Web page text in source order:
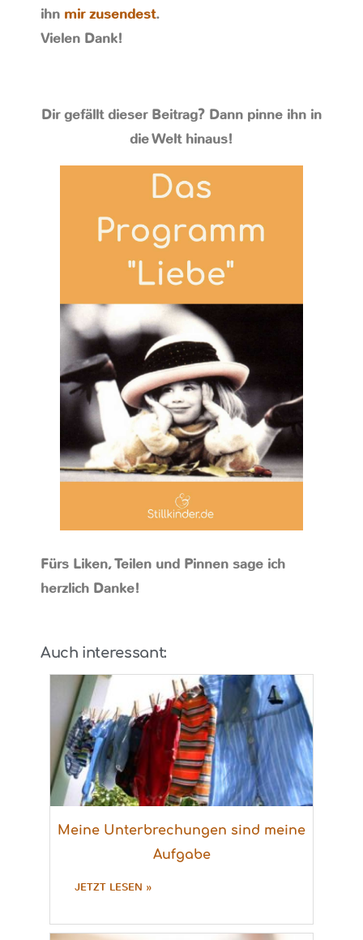
ihn mir zusendest.
Vielen Dank!
Dir gefällt dieser Beitrag? Dann pinne ihn in
die Welt hinaus!
Fürs Liken, Teilen und Pinnen sage ich
herzlich Danke!
Auch interessant:
Meine Unterbrechungen sind meine
Aufgabe
JETZT LESEN »